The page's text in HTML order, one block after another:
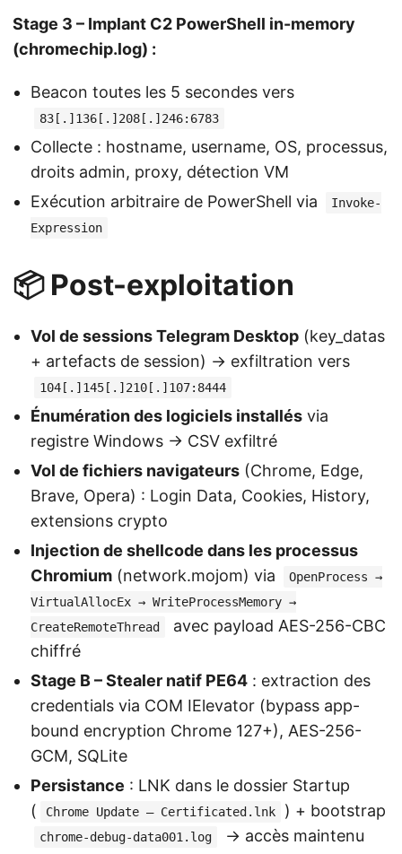
Stage 3 – Implant C2 PowerShell in-memory
(chromechip.log) :
Beacon toutes les 5 secondes vers
83[.]136[.]208[.]246:6783
Collecte : hostname, username, OS, processus,
droits admin, proxy, détection VM
Exécution arbitraire de PowerShell via
Invoke-
Expression
📦 Post-exploitation
Vol de sessions Telegram Desktop (key_datas
+ artefacts de session) → exfiltration vers
104[.]145[.]210[.]107:8444
Énumération des logiciels installés via
registre Windows → CSV exfiltré
Vol de fichiers navigateurs (Chrome, Edge,
Brave, Opera) : Login Data, Cookies, History,
extensions crypto
Injection de shellcode dans les processus
Chromium (network.mojom) via
OpenProcess →
VirtualAllocEx → WriteProcessMemory →
CreateRemoteThread
avec payload AES-256-CBC
chiffré
Stage B – Stealer natif PE64 : extraction des
credentials via COM IElevator (bypass app-
bound encryption Chrome 127+), AES-256-
GCM, SQLite
Persistance : LNK dans le dossier Startup
(
Chrome Update – Certificated.lnk ) + bootstrap
chrome-debug-data001.log
→ accès maintenu